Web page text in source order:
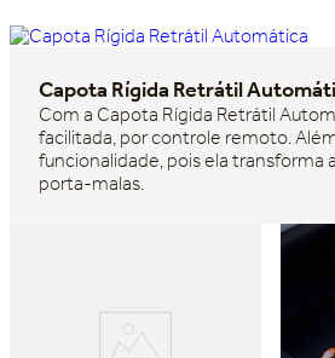
Capota Rígida Retrátil
Com a Capota Rígida Retrátil
facilitada, por controle remoto.
funcionalidade, pois ela transforma
porta-malas.